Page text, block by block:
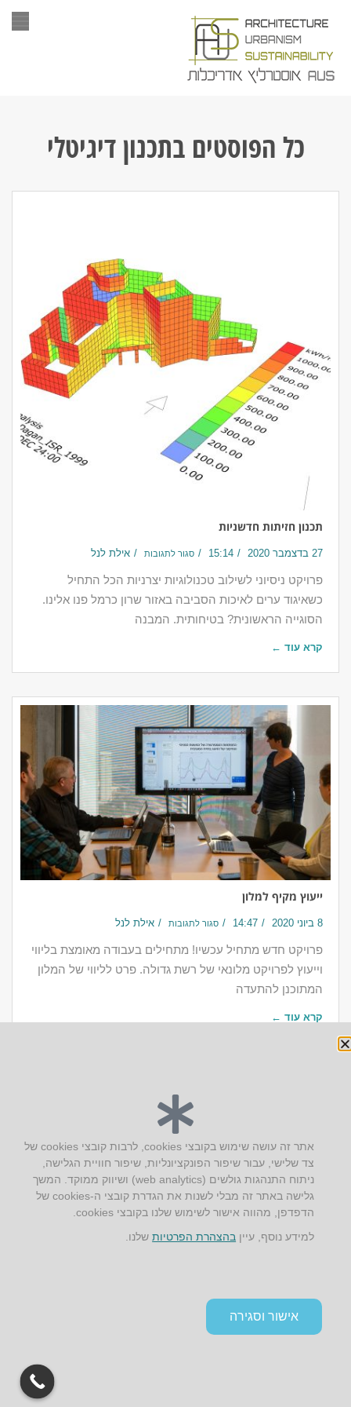
כל הפוסטים בתכנון דיגיטלי
תכנון חזיתות חדשניות
27 בדצמבר 2020 15:14 סגור לתגובות אילת לנל
פרויקט ניסיוני לשילוב טכנולוגיות יצרניות הכל התחיל
כשאיגוד ערים לאיכות הסביבה באזור שרון כרמל פנו אלינו.
הסוגייה הראשונית? בטיחותית. המבנה
קרא עוד ←
ייעוץ מקיף למלון
8 ביוני 2020 14:47 סגור לתגובות אילת לנל
פרויקט חדש מתחיל עכשיו! מתחילים בעבודה מאומצת בליווי
וייעוץ לפרויקט מלונאי של רשת גדולה. פרט לליווי של המלון
המתוכנן להתעדה
קרא עוד ←
טלפון:04-8772469
הצהרת נגישות
תקנון אתר ומדיניות פרטיות
אתר זה עושה שימוש בקובצי cookies, לרבות קובצי cookies של
צד שלישי, עבור שיפור הפונקציונליות, שיפור חוויית הגלישה,
ניתוח התנהגות גולשים (web analytics) ושיווק ממוקד. המשך
גלישה באתר זה מבלי לשנות את הגדרת קובצי ה-cookies של
הדפדפן, מהווה אישור לשימוש שלנו בקובצי cookies.
למידע נוסף, עיין בהצהרת הפרטיותשלנו.
אישור וסגירה